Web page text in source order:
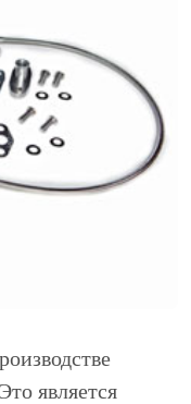
является